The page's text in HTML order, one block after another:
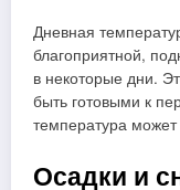
Дневная
благоприятной,
в некоторые дни.
быть готовыми к
температура
Осадки и